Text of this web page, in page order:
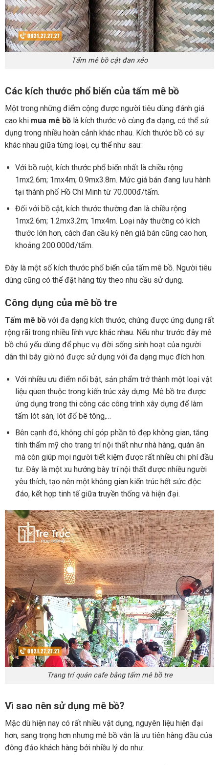
Tấm mê bồ cật đan xéo
Các kích thước phổ biến của tấm mê bồ
Một trong những điểm cộng được người tiêu dùng đánh giá
cao khi mua mê bồ là kích thước vô cùng đa dạng, có thể sử
dụng trong nhiều hoàn cảnh khác nhau. Kích thước bồ có sự
khác nhau giữa từng loại, cụ thể như sau:
Với bồ ruột, kích thước phổ biến nhất là chiều rộng
1mx2.6m; 1mx4m; 0.9mx3.8m. Mức giá bán đang lưu hành
tại thành phố Hồ Chí Minh từ 70.000đ/tấm.
Đối với bồ cật, kích thước thường đan là chiều rộng
1mx2.6m; 1.2mx3.2m; 1mx4m. Loại này thường có kích
thước lớn hơn, cách đan cầu kỳ nên giá bán cũng cao hơn,
khoảng 200.000đ/tấm.
Đây là một số kích thước phổ biến của tấm mê bồ. Người tiêu
dùng cũng có thể đặt hàng tùy theo nhu cầu sử dụng.
Công dụng của mê bồ tre
Tấm mê bồ với đa dạng kích thước, chúng được ứng dụng rất
rộng rãi trong nhiều lĩnh vực khác nhau. Nếu như trước đây mê
bồ chủ yếu dùng để phục vụ đời sống sinh hoạt của người
dân thì bây giờ nó được sử dụng với đa dạng mục đích hơn.
Với nhiều ưu điểm nổi bật, sản phẩm trở thành một loại vật
liệu quen thuộc trong kiến trúc xây dựng. Mê bồ tre được
ứng dụng trong thi công các công trình xây dựng để làm
tấm lót sàn, lót đổ bê tông,…
Bên cạnh đó, không chỉ góp phần tô đẹp không gian, tăng
tính thẩm mỹ cho trang trí nội thất như nhà hàng, quán ăn
mà còn giúp mọi người tiết kiệm được rất nhiều chi phí đầu
tư. Đây là một xu hướng bày trí nội thất được nhiều người
yêu thích, tạo nên một không gian kiến trúc hết sức độc
đáo, kết hợp tinh tế giữa truyền thống và hiện đại.
Trang trí quán cafe bằng tấm mê bồ tre
Vì sao nên sử dụng mê bồ?
Mặc dù hiện nay có rất nhiều vật dụng, nguyên liệu hiện đại
hơn, sang trọng hơn nhưng mê bồ vẫn là ưu tiên hàng đầu của
đông đảo khách hàng bởi nhiều lý do như: